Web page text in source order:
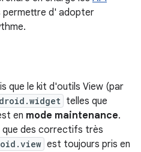
permettre d' adopter
que le kit d'outils View (par
telles que
en mode maintenance.
que des correctifs très
est toujours pris en